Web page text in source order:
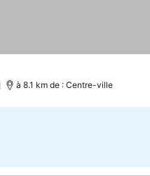
à 8.1 km de : Centre-ville